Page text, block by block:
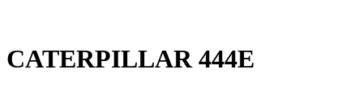
CATERPILLAR 444E